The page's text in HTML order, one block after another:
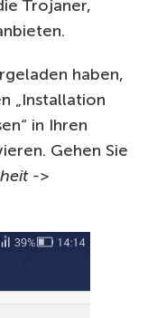
Trojaner,
haben,
„Installation
in Ihren
Gehen Sie
->